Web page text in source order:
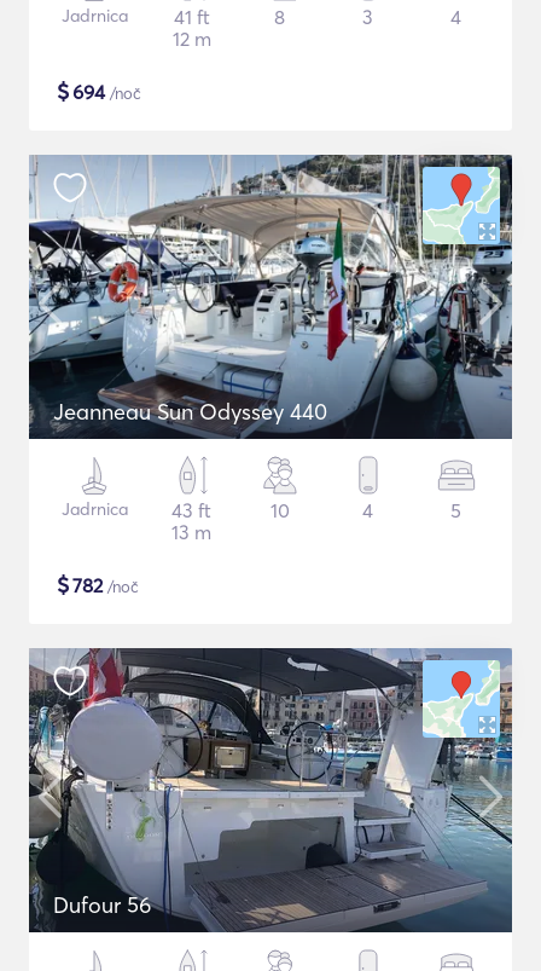
Jadrnica
41 ft
12 m
8 3 4
$694/noč
Jeanneau Sun Odyssey 440
Jadrnica
43 ft
13 m
10 4 5
$782/noč
Dufour 56